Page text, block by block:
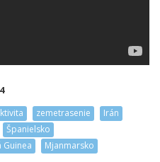
zemetrasenie
Irán
Španielsko
Guinea Mjanmarsko